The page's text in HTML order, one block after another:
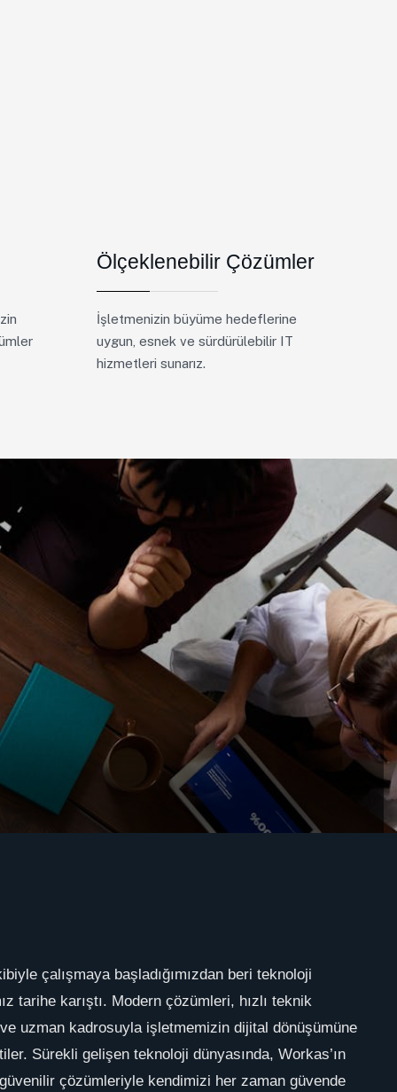
Ölçeklenebilir Çözümler
İşletmenizin büyüme hedeflerine
uygun, esnek ve sürdürülebilir IT
hizmetleri sunarız.
çalışmaya başladığımızdan beri teknoloji
tarihe karıştı. Modern çözümleri, hızlı teknik
uzman kadrosuyla işletmemizin dijital dönüşümüne
Sürekli gelişen teknoloji dünyasında, Workas’ın
çözümleriyle kendimizi her zaman güvende